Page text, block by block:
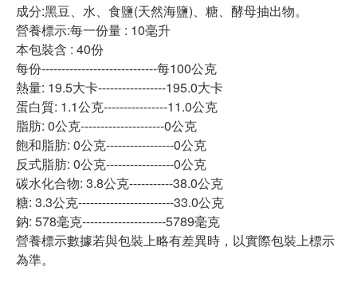
成分:黑豆、水、食鹽(天然海鹽)、糖、酵母抽出物。
營養標示:每一份量 : 10毫升
本包裝含 : 40份
每份-----------------------------每100公克
熱量: 19.5大卡-----------------195.0大卡
蛋白質: 1.1公克----------------11.0公克
脂肪: 0公克---------------------0公克
飽和脂肪: 0公克-----------------0公克
反式脂肪: 0公克-----------------0公克
碳水化合物: 3.8公克-----------38.0公克
糖: 3.3公克------------------------33.0公克
鈉: 578毫克---------------------5789毫克
營養標示數據若與包裝上略有差異時，以實際包裝上標示
為準。